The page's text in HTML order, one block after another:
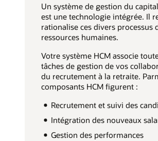
Un système de gestion du
est une technologie intégrée. Il
rationalise ces divers processus
ressources humaines.
Votre système HCM associe
tâches de gestion de vos
du recrutement à la retraite.
composants HCM figurent :
Recrutement et suivi des
Intégration des nouveaux
Gestion des performances